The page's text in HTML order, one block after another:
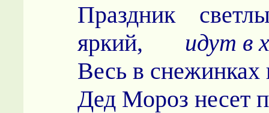
Праздник
яркий, идут в
Весь в снежинках
Дед Мороз